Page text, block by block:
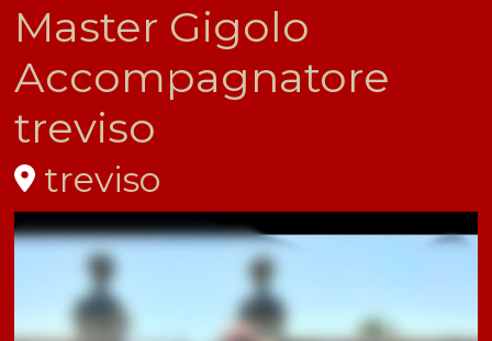
Master Gigolo
Accompagnatore
treviso
treviso